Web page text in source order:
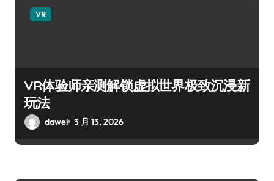
VR
VR体验师亲测解锁虚拟世界极致沉浸新
玩法
dawei 3 月 13, 2026